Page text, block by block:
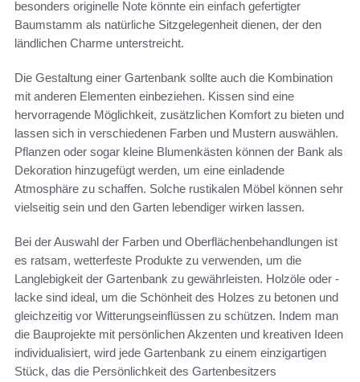
besonders originelle Note könnte ein einfach gefertigter
Baumstamm als natürliche Sitzgelegenheit dienen, der den
ländlichen Charme unterstreicht.
Die Gestaltung einer Gartenbank sollte auch die Kombination
mit anderen Elementen einbeziehen. Kissen sind eine
hervorragende Möglichkeit, zusätzlichen Komfort zu bieten und
lassen sich in verschiedenen Farben und Mustern auswählen.
Pflanzen oder sogar kleine Blumenkästen können der Bank als
Dekoration hinzugefügt werden, um eine einladende
Atmosphäre zu schaffen. Solche rustikalen Möbel können sehr
vielseitig sein und den Garten lebendiger wirken lassen.
Bei der Auswahl der Farben und Oberflächenbehandlungen ist
es ratsam, wetterfeste Produkte zu verwenden, um die
Langlebigkeit der Gartenbank zu gewährleisten. Holzöle oder -
lacke sind ideal, um die Schönheit des Holzes zu betonen und
gleichzeitig vor Witterungseinflüssen zu schützen. Indem man
die Bauprojekte mit persönlichen Akzenten und kreativen Ideen
individualisiert, wird jede Gartenbank zu einem einzigartigen
Stück, das die Persönlichkeit des Gartenbesitzers